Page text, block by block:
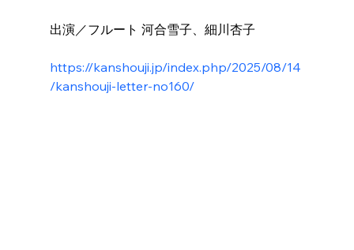
出演／フルート 河合雪子、細川杏子
https://kanshouji.jp/index.php/2025/08/14
/kanshouji-letter-no160/